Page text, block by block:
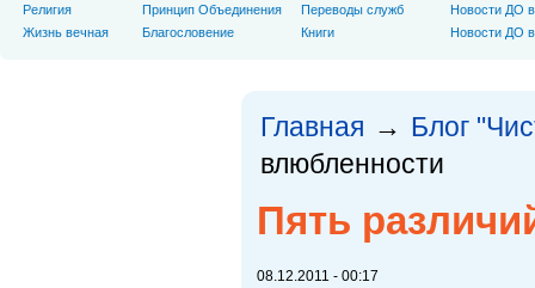
Главная → Блог
влюбленности
Пять
08.12.2011 - 00:17
Религия
Жизнь вечная
Принцип Объединения
Благословение
Переводы служб
Книги
Новости ДО
Новости ДО